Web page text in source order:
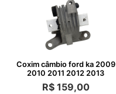
Coxim câmbio ford ka 2009
2010 2011 2012 2013
R$159,00